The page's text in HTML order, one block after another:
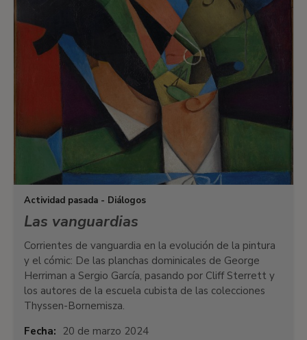
Actividad pasada - Diálogos
Las vanguardias
Corrientes de vanguardia en la evolución de la pintura
y el cómic: De las planchas dominicales de George
Herriman a Sergio García, pasando por Cliff Sterrett y
los autores de la escuela cubista de las colecciones
Thyssen-Bornemisza.
Fecha: 20 de marzo 2024